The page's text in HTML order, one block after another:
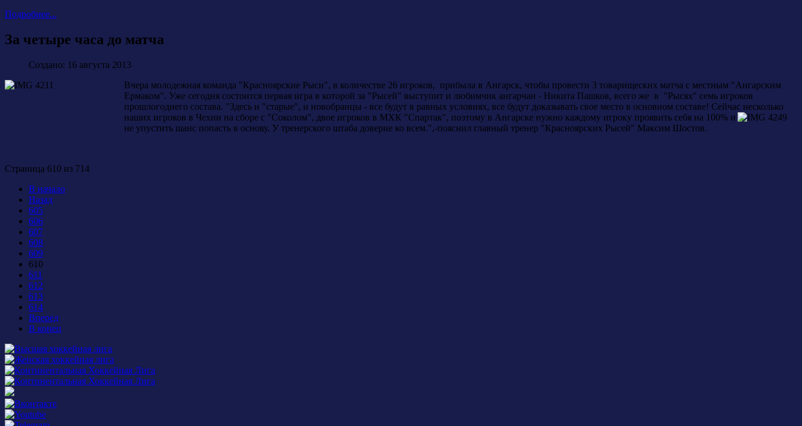
Подробнее...
За четыре часа до матча
Создано: 16 августа 2013
Вчера молодежная команда "Красноярские Рыси", в количестве 26 игроков, прибыла в Ангарск, чтобы провести 3 товарищеских матча с местным "Ангарским
Ермаком". Уже сегодня состоится первая игра в которой за "Рысей" выступит и любимчик ангарчан - Никита Пашков, всего же в "Рысях" семь игроков
прошлогоднего состава. "Здесь и "старые", и новобранцы - все будут в равных условиях, все будут доказывать свое место в основном составе! Сейчас несколько
наших игроков в Чехии на сборе с "Соколом", двое игроков в МХК "Спартак", поэтому в Ангарске нужно каждому игроку проявить себя на 100% и
не упустить шанс попасть в основу. У тренерского штаба доверие ко всем.",-пояснил главный тренер "Красноярских Рысей" Максим Шостов.
Страница 610 из 714
В начало
Назад
605
606
607
608
609
610
611
612
613
614
Вперед
В конец